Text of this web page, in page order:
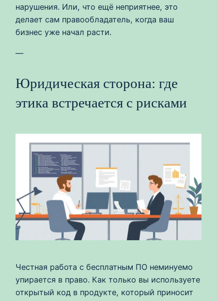
нарушения. Или, что ещё неприятнее, это
делает сам правообладатель, когда ваш
бизнес уже начал расти.
—
Юридическая сторона: где
этика встречается с рисками
Честная работа с бесплатным ПО неминуемо
упирается в право. Как только вы используете
открытый код в продукте, который приносит